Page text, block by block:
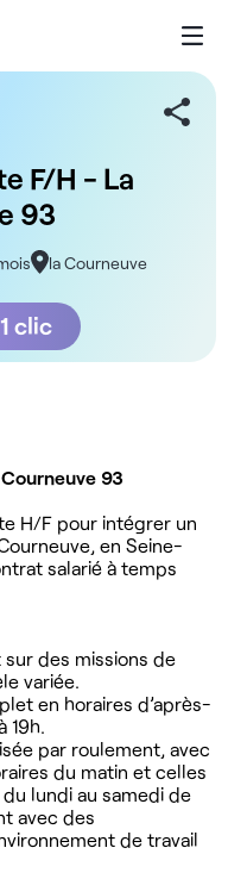
F/H - La
93
la Courneuve
clic
93
H/F pour intégrer un
en Seine-
salarié à temps
des missions de
variée.
en horaires d’après-
19h.
par roulement, avec
du matin et celles
lundi au samedi de
avec des
de travail